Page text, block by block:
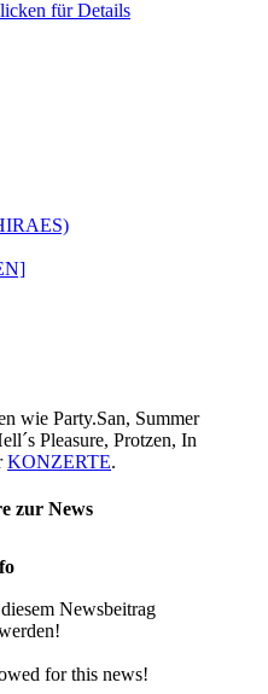
wie Party.San, Summer
Pleasure, Protzen, In
KONZERTE.
zur News
Newsbeitrag
for this news!